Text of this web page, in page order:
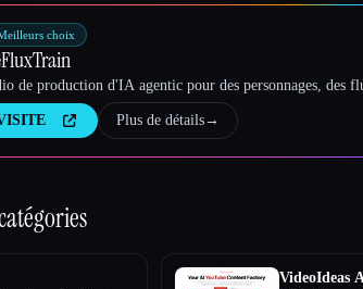
choix
de production d'IA agentic pour des personnages, des
Plus de détails→
VideoIdeas